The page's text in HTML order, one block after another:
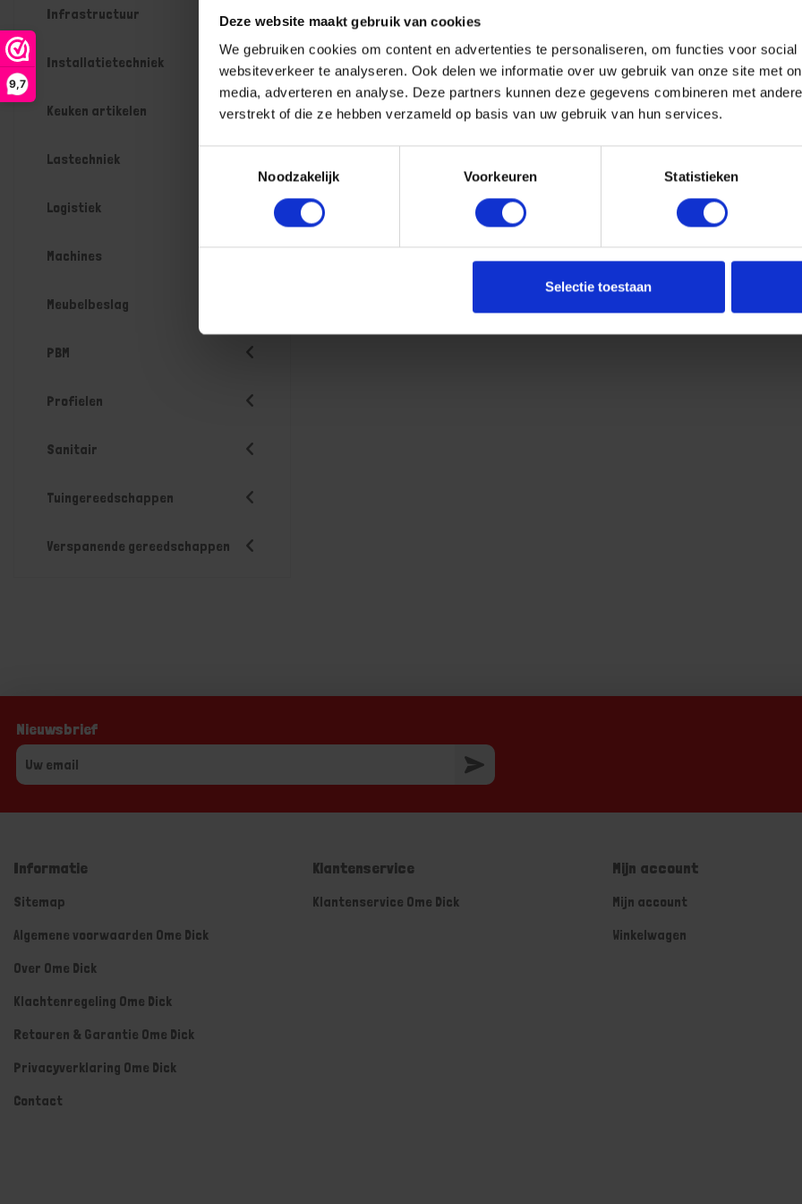
Deze website maakt gebruik van cookies
We gebruiken cookies om content en advertenties te personaliseren, om functies voor
websiteverkeer te analyseren. Ook delen we informatie over uw gebruik van onze site met
media, adverteren en analyse. Deze partners kunnen deze gegevens combineren met
verstrekt of die ze hebben verzameld op basis van uw gebruik van hun services.
Noodzakelijk
Voorkeuren Statistieken
Selectie toestaan
9,7
Infrastructuur
Installatietechniek
Keuken artikelen
Lastechniek
Logistiek
Machines
Meubelbeslag
PBM
Profielen
Sanitair
Tuingereedschappen
Verspanende gereedschappen
Nieuwsbrief
Informatie
Sitemap
Algemene voorwaarden Ome Dick
Over Ome Dick
Klachtenregeling Ome Dick
Retouren & Garantie Ome Dick
Privacyverklaring Ome Dick
Contact
Klantenservice
Klantenservice Ome Dick
Mijn account
Mijn account
Winkelwagen